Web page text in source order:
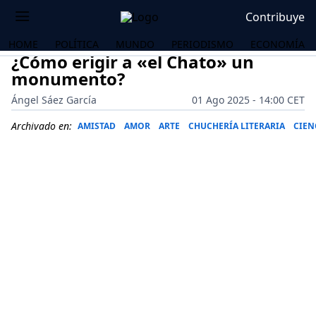
Contribuye
HOME POLÍTICA MUNDO PERIODISMO ECONOMÍA
¿Cómo erigir a «el Chato» un
monumento?
Ángel Sáez García
01 Ago 2025 - 14:00 CET
Archivado en: AMISTAD AMOR ARTE CHUCHERÍA LITERARIA